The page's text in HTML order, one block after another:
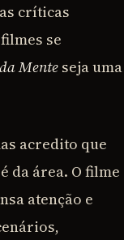
críticas
se
Mente seja uma
acredito que
da área. O filme
atenção e